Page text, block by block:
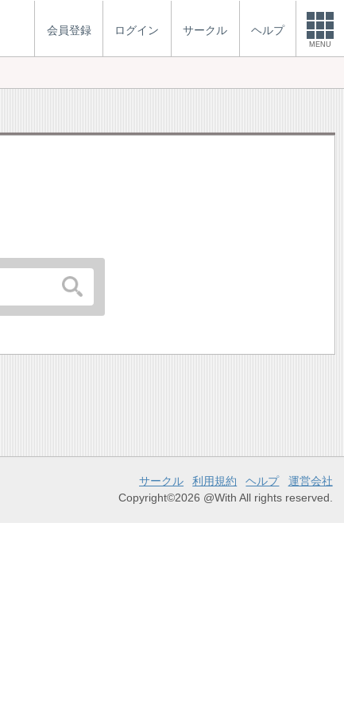
会員登録 ログイン サークル ヘルプ
MENU
サークル 利用規約 ヘルプ
運営会社
Copyright©2026 @With All rights reserved.